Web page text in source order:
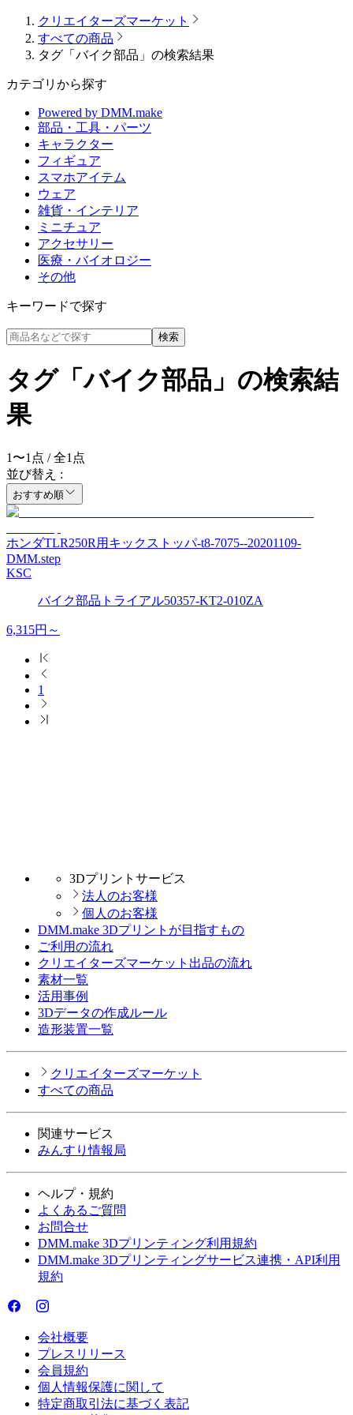
クリエイターズマーケット
すべての商品
タグ「バイク部品」の検索結果
カテゴリから探す
Powered by DMM.make
部品・工具・パーツ
キャラクター
フィギュア
スマホアイテム
ウェア
雑貨・インテリア
ミニチュア
アクセサリー
医療・バイオロジー
その他
キーワードで探す
検索
タグ「バイク部品」の検索結
果
1 〜1 点 / 全1 点
並び替え :
おすすめ順
ホンダTLR250R用キックストッパ-t8-7075--20201109-
DMM.step
KSC
バイク部品 トライアル50357-KT2-010ZA
6,315円～
1
3Dプリントサービス
法人のお客様
個人のお客様
DMM.make 3Dプリントが目指すもの
ご利用の流れ
クリエイターズマーケット出品の流れ
素材一覧
活用事例
3Dデータの作成ルール
造形装置一覧
クリエイターズマーケット
すべての商品
関連サービス
みんすり情報局
ヘルプ・規約
よくあるご質問
お問合せ
DMM.make 3Dプリンティング利用規約
DMM.make 3Dプリンティングサービス連携・API利用
規約
会社概要
プレスリリース
会員規約
個人情報保護に関して
特定商取引法に基づく表記